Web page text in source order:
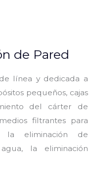
de Pared
línea y dedicada a
pequeños, cajas
del cárter de
filtrantes para
la eliminación de
la eliminación